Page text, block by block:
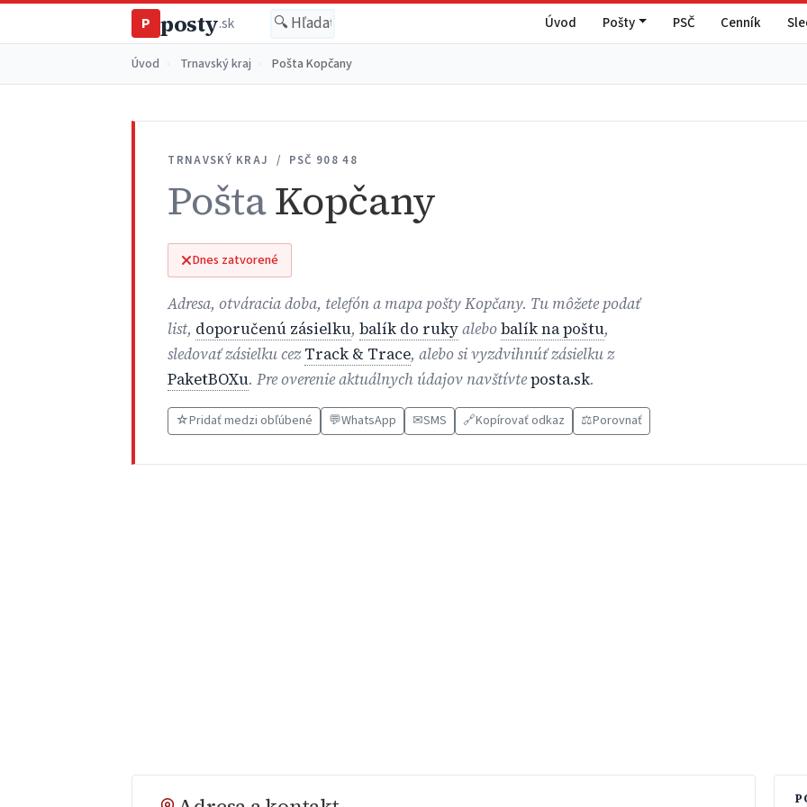
P posty.sk Úvod Pošty PSČ Cenník
Úvod Trnavský kraj Pošta Kopčany
TRNAVSKÝ KRAJ / PSČ 908 48
PoštaKopčany
Dnes zatvorené
Adresa, otváracia doba, telefón a mapa pošty Kopčany. Tu môžete podať
list, doporučenú zásielku,balík do rukyalebobalík na poštu,
sledovať zásielku cezTrack & Trace, alebo si vyzdvihnúť zásielku z
PaketBOXu. Pre overenie aktuálnych údajov navštívteposta.sk.
☆Pridať medzi obľúbené 💬WhatsApp ✉SMS 🔗Kopírovať odkaz ⚖️Porovnať